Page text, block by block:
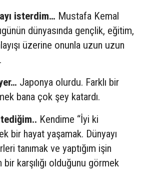
isterdim… Mustafa Kemal
dünyasında gençlik, eğitim,
üzerine onunla uzun uzun
Japonya olurdu. Farklı bir
bana çok şey katardı.
Kendime “İyi ki
bir hayat yaşamak. Dünyayı
tanımak ve yaptığım işin
karşılığı olduğunu görmek